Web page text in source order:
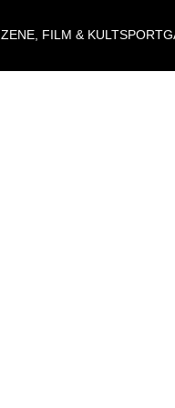
ZENE, FILM & KULTSPORT